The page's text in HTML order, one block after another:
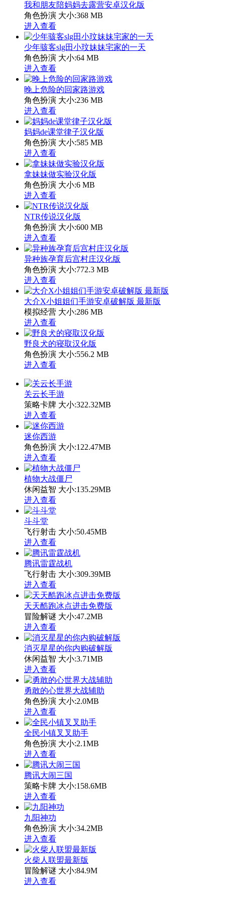
我和朋友陪妈妈去露营安卓汉化版
角色扮演 大小:368 MB
进入查看
少年骇客slg田小玟妹妹宅家的一天
角色扮演 大小:64 MB
进入查看
晚上危险的回家路游戏
角色扮演 大小:236 MB
进入查看
妈妈de课堂律子汉化版
角色扮演 大小:585 MB
进入查看
拿妹妹做实验汉化版
角色扮演 大小:6 MB
进入查看
NTR传说汉化版
角色扮演 大小:600 MB
进入查看
异种族孕育后宫村庄汉化版
角色扮演 大小:772.3 MB
进入查看
大介X小姐姐们手游安卓破解版 最新版
模拟经营 大小:286 MB
进入查看
野良犬的寝取汉化版
角色扮演 大小:556.2 MB
进入查看
关云长手游
策略卡牌 大小:322.32MB
进入查看
迷你西游
角色扮演 大小:122.47MB
进入查看
植物大战僵尸
休闲益智 大小:135.29MB
进入查看
斗斗堂
飞行射击 大小:50.45MB
进入查看
腾讯雷霆战机
飞行射击 大小:309.39MB
进入查看
天天酷跑冰点进击免费版
冒险解谜 大小:47.2MB
进入查看
消灭星星的你内购破解版
休闲益智 大小:3.71MB
进入查看
勇敢的心世界大战辅助
角色扮演 大小:2.0MB
进入查看
全民小镇叉叉助手
角色扮演 大小:2.1MB
进入查看
腾讯大闹三国
策略卡牌 大小:158.6MB
进入查看
九阳神功
角色扮演 大小:34.2MB
进入查看
火柴人联盟最新版
冒险解谜 大小:84.9M
进入查看